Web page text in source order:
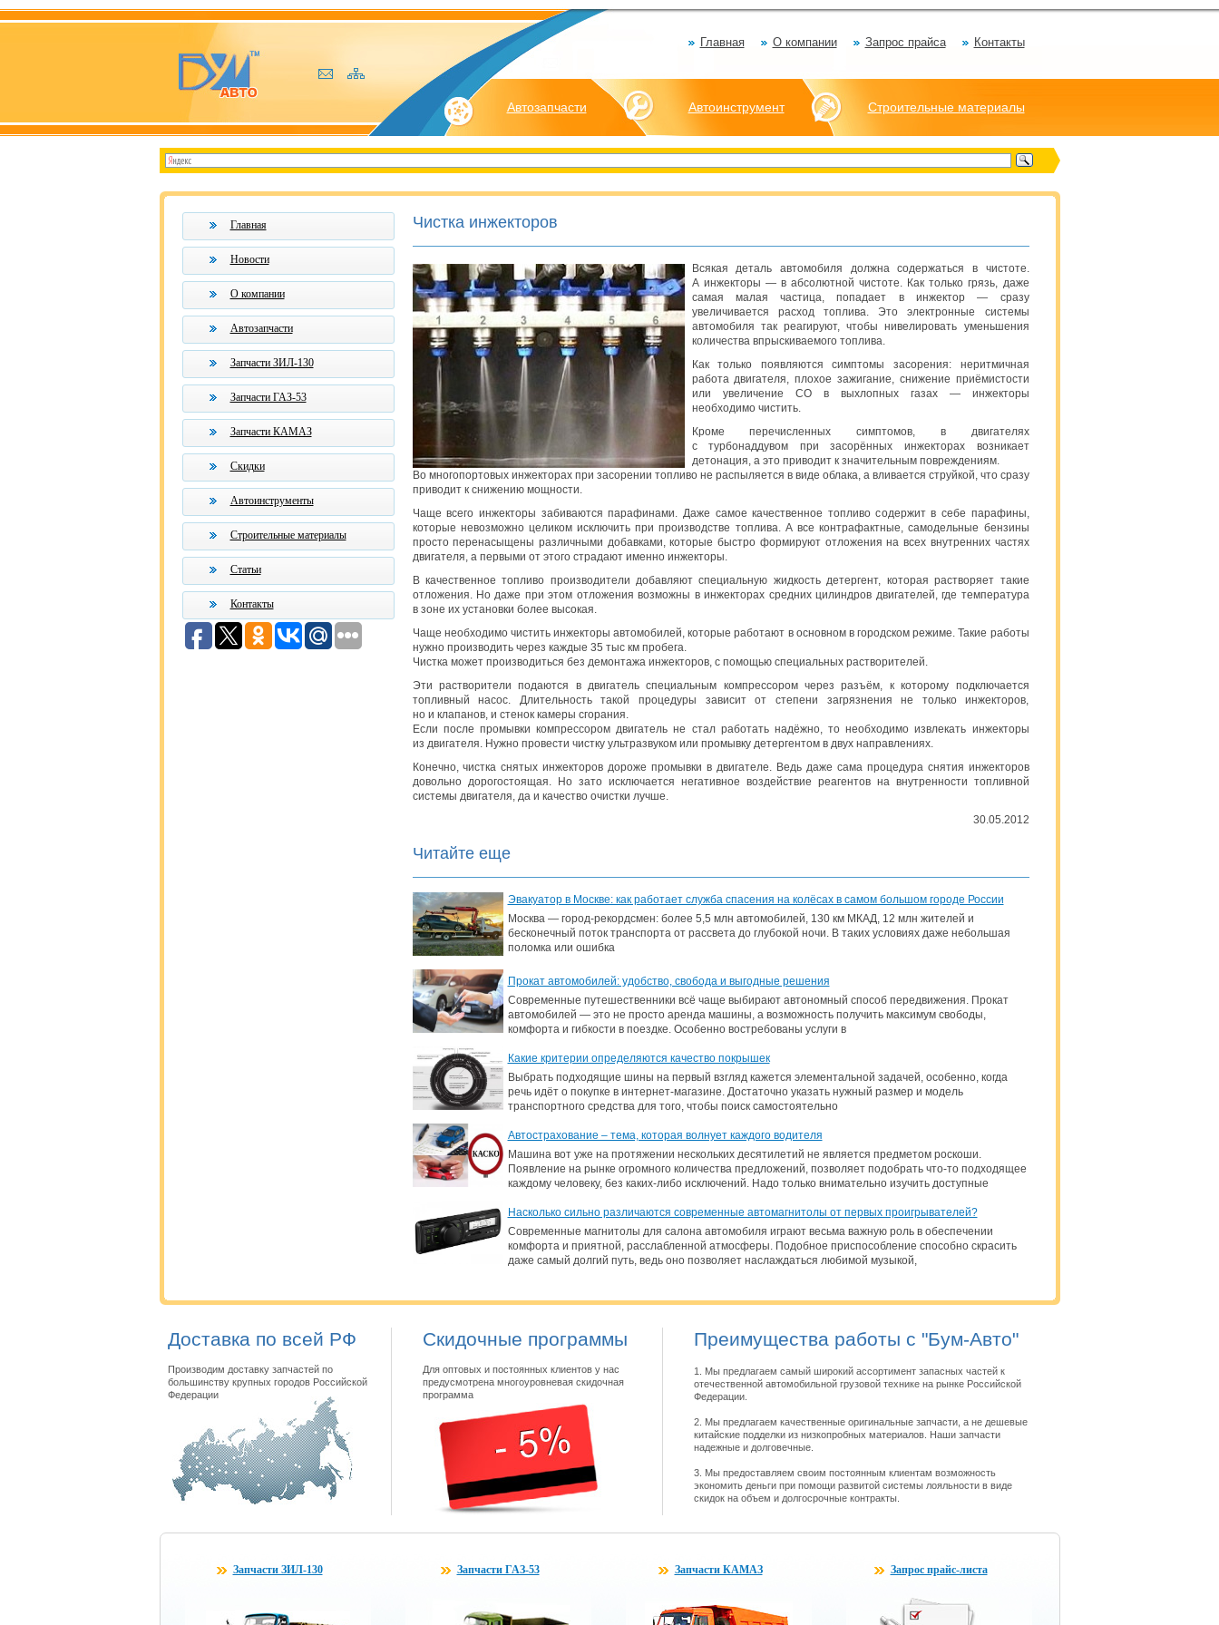
Главная О компании Запрос прайса Контакты
Автозапчасти Автоинструмент Строительные материалы
Главная
Новости
О компании
Автозапчасти
Запчасти ЗИЛ-130
Запчасти ГАЗ-53
Запчасти КАМАЗ
Скидки
Автоинструменты
Строительные материалы
Статьи
Контакты
Чистка инжекторов
Всякая деталь автомобиля должна содержаться в чистоте.
А инжекторы — в абсолютной чистоте. Как только грязь, даже
самая малая частица, попадает в инжектор — сразу
увеличивается расход топлива. Это электронные системы
автомобиля так реагируют, чтобы нивелировать уменьшения
количества впрыскиваемого топлива.
Как только появляются симптомы засорения: неритмичная
работа двигателя, плохое зажигание, снижение приёмистости
или увеличение СО в выхлопных газах — инжекторы
необходимо чистить.
Кроме перечисленных симптомов, в двигателях
с турбонаддувом при засорённых инжекторах возникает
детонация, а это приводит к значительным повреждениям.
Во многопортовых инжекторах при засорении топливо не распыляется в виде облака, а вливается струйкой, что сразу
приводит к снижению мощности.
Чаще всего инжекторы забиваются парафинами. Даже самое качественное топливо содержит в себе парафины,
которые невозможно целиком исключить при производстве топлива. А все контрафактные, самодельные бензины
просто перенасыщены различными добавками, которые быстро формируют отложения на всех внутренних частях
двигателя, а первыми от этого страдают именно инжекторы.
В качественное топливо производители добавляют специальную жидкость детергент, которая растворяет такие
отложения. Но даже при этом отложения возможны в инжекторах средних цилиндров двигателей, где температура
в зоне их установки более высокая.
Чаще необходимо чистить инжекторы автомобилей, которые работают в основном в городском режиме. Такие работы
нужно производить через каждые 35 тыс км пробега.
Чистка может производиться без демонтажа инжекторов, с помощью специальных растворителей.
Эти растворители подаются в двигатель специальным компрессором через разъём, к которому подключается
топливный насос. Длительность такой процедуры зависит от степени загрязнения не только инжекторов,
но и клапанов, и стенок камеры сгорания.
Если после промывки компрессором двигатель не стал работать надёжно, то необходимо извлекать инжекторы
из двигателя. Нужно провести чистку ультразвуком или промывку детергентом в двух направлениях.
Конечно, чистка снятых инжекторов дороже промывки в двигателе. Ведь даже сама процедура снятия инжекторов
довольно дорогостоящая. Но зато исключается негативное воздействие реагентов на внутренности топливной
системы двигателя, да и качество очистки лучше.
30.05.2012
Читайте еще
Эвакуатор в Москве: как работает служба спасения на колёсах в самом большом городе России
Москва — город-рекордсмен: более 5,5 млн автомобилей, 130 км МКАД, 12 млн жителей и
бесконечный поток транспорта от рассвета до глубокой ночи. В таких условиях даже небольшая
поломка или ошибка
Прокат автомобилей: удобство, свобода и выгодные решения
Современные путешественники всё чаще выбирают автономный способ передвижения. Прокат
автомобилей — это не просто аренда машины, а возможность получить максимум свободы,
комфорта и гибкости в поездке. Особенно востребованы услуги в
Какие критерии определяются качество покрышек
Выбрать подходящие шины на первый взгляд кажется элементальной задачей, особенно, когда
речь идёт о покупке в интернет-магазине. Достаточно указать нужный размер и модель
транспортного средства для того, чтобы поиск самостоятельно
Автострахование – тема, которая волнует каждого водителя
Машина вот уже на протяжении нескольких десятилетий не является предметом роскоши.
Появление на рынке огромного количества предложений, позволяет подобрать что-то подходящее
каждому человеку, без каких-либо исключений. Надо только внимательно изучить доступные
Насколько сильно различаются современные автомагнитолы от первых проигрывателей?
Современные магнитолы для салона автомобиля играют весьма важную роль в обеспечении
комфорта и приятной, расслабленной атмосферы. Подобное приспособление способно скрасить
даже самый долгий путь, ведь оно позволяет наслаждаться любимой музыкой,
Доставка по всей РФ
Производим доставку запчастей по
большинству крупных городов Российской
Федерации
Скидочные программы
Для оптовых и постоянных клиентов у нас
предусмотрена многоуровневая скидочная
программа
Преимущества работы с "Бум-Авто"
1. Мы предлагаем самый широкий ассортимент запасных частей к
отечественной автомобильной грузовой технике на рынке Российской
Федерации.
2. Мы предлагаем качественные оригинальные запчасти, а не дешевые
китайские подделки из низкопробных материалов. Наши запчасти
надежные и долговечные.
3. Мы предоставляем своим постоянным клиентам возможность
экономить деньги при помощи развитой системы лояльности в виде
скидок на объем и долгосрочные контракты.
Запчасти ЗИЛ-130 Запчасти ГАЗ-53 Запчасти КАМАЗ Запрос прайс-листа